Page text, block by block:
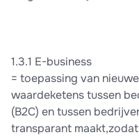
1.3.1 E-business
= toepassing van
waardeketens tussen
(B2C) en tussen
transparant